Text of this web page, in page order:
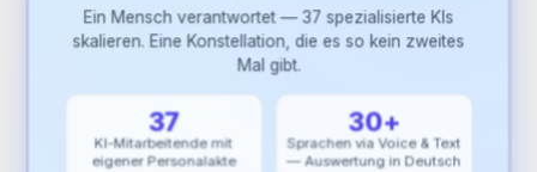
Ein Mensch verantwortet — 37 spezialisierte KIs
skalieren. Eine Konstellation, die es so kein zweites
Mal gibt.
37
KI-Mitarbeitende mit
eigener Personalakte
30+
Sprachen via Voice & Text
— Auswertung in Deutsch